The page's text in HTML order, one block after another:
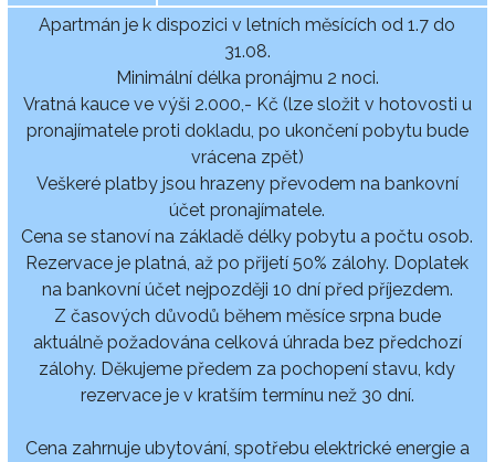
Apartmán je k dispozici v letních měsících od 1.7 do
31.08.
Minimální délka pronájmu 2 noci.
Vratná kauce ve výši 2.000,- Kč (lze složit v hotovosti u
pronajímatele proti dokladu, po ukončení pobytu bude
vrácena zpět)
Veškeré platby jsou hrazeny převodem na bankovní
účet pronajímatele.
Cena se stanoví na základě délky pobytu a počtu osob.
Rezervace je platná, až po přijetí 50% zálohy. Doplatek
na bankovní účet nejpozději 10 dní před příjezdem.
Z časových důvodů během měsíce srpna bude
aktuálně požadována celková úhrada bez předchozí
zálohy. Děkujeme předem za pochopení stavu, kdy
rezervace je v kratším termínu než 30 dní.
Cena zahrnuje ubytování, spotřebu elektrické energie a